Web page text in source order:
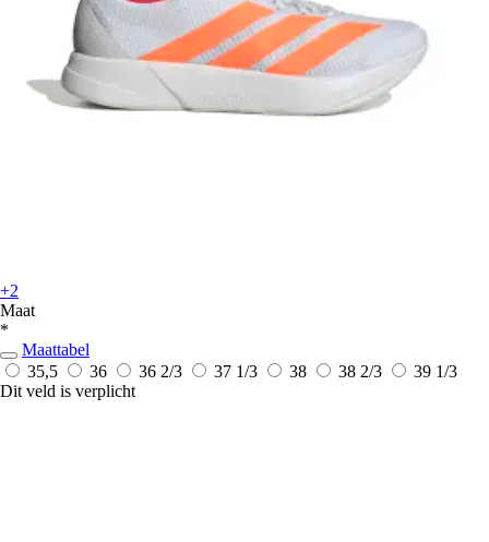
+2
Maat
*
Maattabel
35,5
36 36 2/3 37 1/3 38 38 2/3
39 1/3
Dit veld is verplicht